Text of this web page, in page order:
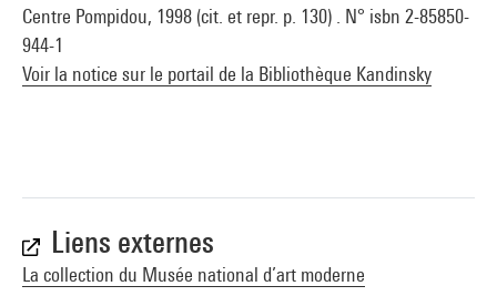
Centre Pompidou, 1998 (cit. et repr. p. 130) . N° isbn 2-85850-
944-1
Voir la notice sur le portail de la Bibliothèque Kandinsky
Liens externes
La collection du Musée national d’art moderne